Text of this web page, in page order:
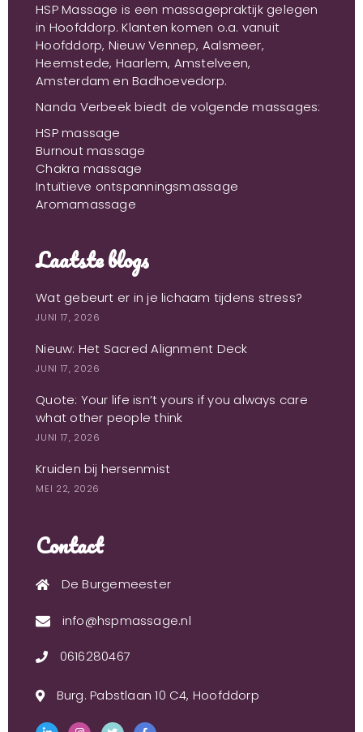
HSP Massage is een massagepraktijk gelegen
in Hoofddorp. Klanten komen o.a. vanuit
Hoofddorp, Nieuw Vennep, Aalsmeer,
Heemstede, Haarlem, Amstelveen,
Amsterdam en Badhoevedorp.
Nanda Verbeek biedt de volgende massages:
HSP massage
Burnout massage
Chakra massage
Intuïtieve ontspanningsmassage
Aromamassage
Laatste blogs
Wat gebeurt er in je lichaam tijdens stress?
JUNI 17, 2026
Nieuw: Het Sacred Alignment Deck
JUNI 17, 2026
Quote: Your life isn’t yours if you always care
what other people think
JUNI 17, 2026
Kruiden bij hersenmist
MEI 22, 2026
Contact
De Burgemeester
info@hspmassage.nl
0616280467
Burg. Pabstlaan 10 C4, Hoofddorp